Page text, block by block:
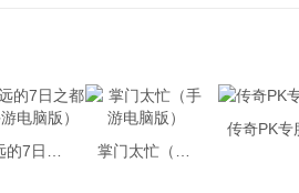
传奇PK专